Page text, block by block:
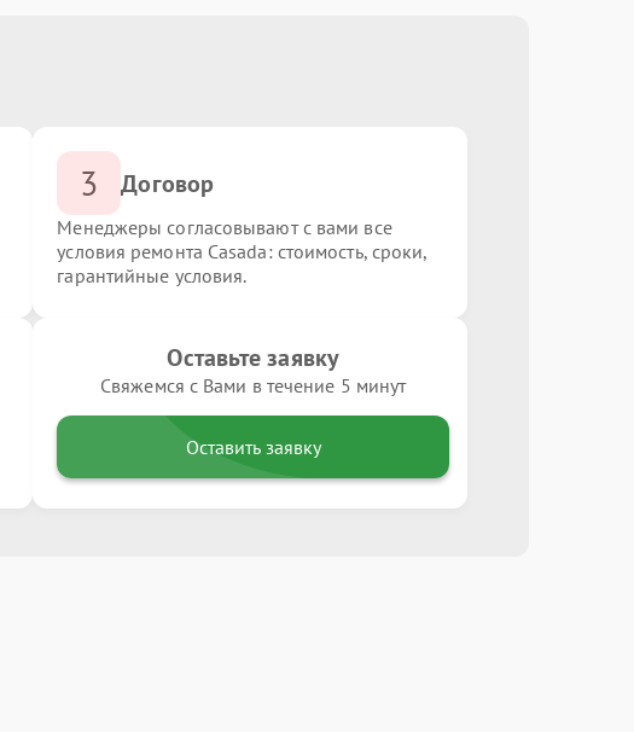
3 Договор
Менеджеры согласовывают с вами все
условия ремонта Casada: стоимость, сроки,
гарантийные условия.
Оставьте заявку
Свяжемся с Вами в течение 5 минут
Оставить заявку